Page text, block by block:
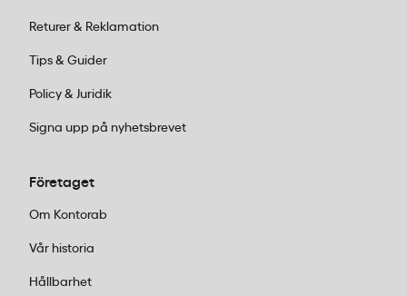
Returer & Reklamation
Tips & Guider
Policy & Juridik
Signa upp på nyhetsbrevet
Företaget
Om Kontorab
Vår historia
Hållbarhet